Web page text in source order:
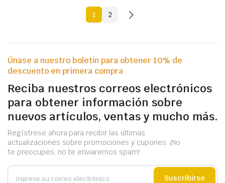
1 2
Únase a nuestro boletín para obtener 10% de
descuento en primera compra
Reciba nuestros correos electrónicos
para obtener información sobre
nuevos artículos, ventas y mucho más.
Regístrese ahora para recibir las últimas
actualizaciones sobre promociones y cupones. ¡No
te preocupes, no te enviaremos spam!
Suscribirse